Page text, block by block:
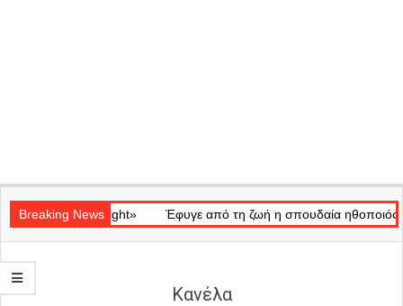
Navigation
Menu
Breaking News
«Ray of Light» Έφυγε από τη ζωή η σπουδαία ηθοποιός Μάρω
Κανέλα